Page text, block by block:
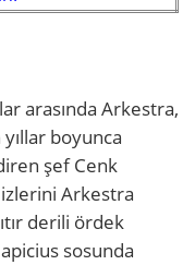
arasında Arkestra,
boyunca
şef Cenk
Arkestra
derili ördek
sosunda